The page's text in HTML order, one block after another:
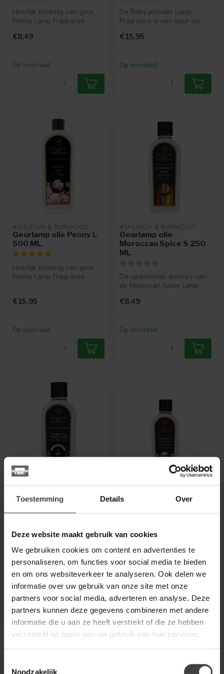
Toestemming Details Over
Deze website maakt gebruik van cookies
We gebruiken cookies om content en advertenties te
personaliseren, om functies voor social media te bieden
en om ons websiteverkeer te analyseren. Ook delen we
informatie over uw gebruik van onze site met onze
partners voor social media, adverteren en analyse. Deze
partners kunnen deze gegevens combineren met andere
informatie die u aan ze heeft verstrekt of die ze hebben
verzameld op basis van uw gebruik van hun services.
Noodzakelijk
Heerlijk bloemig van geur,
Peony Lamp Fragrance
pioene...
€8,49
.
Op voorraad
De Baby powder Lamp
Fragrance is een geur als
poederachtige zac...
€15,95
.
Op voorraad
ASHLEIGH & BURWOOD
Geurlamp olie Peony L
500 ML
Heerlijk bloemig van geur,
Peony Lamp Fragrance
€15,95
.
Op voorraad
ASHLEIGH & BURWOOD
Geurlamp olie
Moroccan Spice S 250
ML
De spannende aroma’s van
de Moroccan Spice Lamp
Marokkaan...
€8,49
.
Op voorraad
Geurlamp olie Jasmine
De Ashleigh & Burwood
geurlampen olie met de
betoverende geur van
jasmijn, roos ...
€15,95
.
Op voorraad
Geurlampolie
als de zachtste deken, deze
geur omhult je in de rust...
€15,95
.
Op voorraad